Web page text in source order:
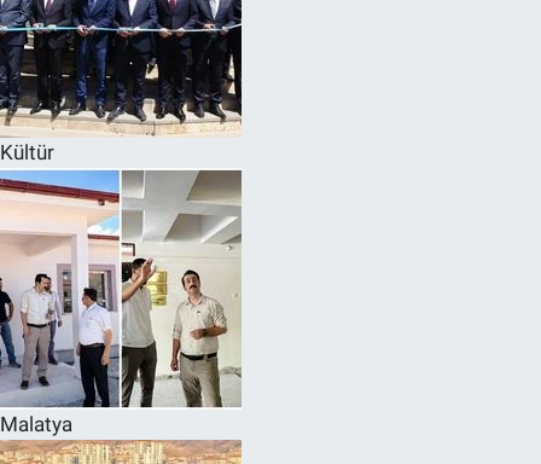
Kültür
Malatya